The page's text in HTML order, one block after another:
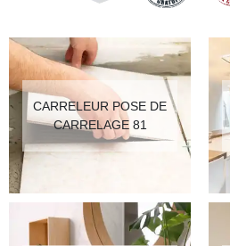
CARRELEUR POSE DE
CARRELAGE 81